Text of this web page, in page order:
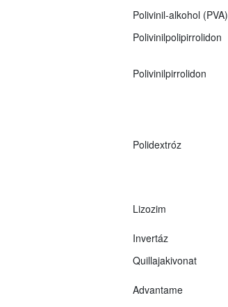
Polivinil-alkohol (PVA)
Polivinilpolipirrolidon
Polivinilpirrolidon
Polidextróz
Lizozim
Invertáz
Quillajakivonat
Advantame